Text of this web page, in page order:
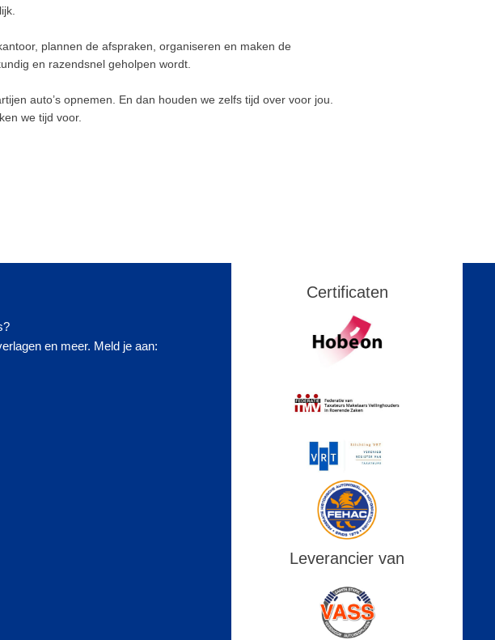
plannen de afspraken, organiseren en maken de
en razendsnel geholpen wordt.
auto’s opnemen. En dan houden we zelfs tijd over voor jou.
we tijd voor.
en meer. Meld je aan:
Certificaten
Leverancier van